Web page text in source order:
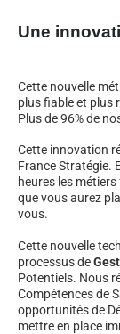
Une
Cette nouvelle
plus fiable et plus
Plus de 96% de
Cette innovation
France Stratégie.
heures les
que vous aurez
vous.
Cette nouvelle
processus de
Potentiels. Nous
Compétences de
opportunités de
mettre en place